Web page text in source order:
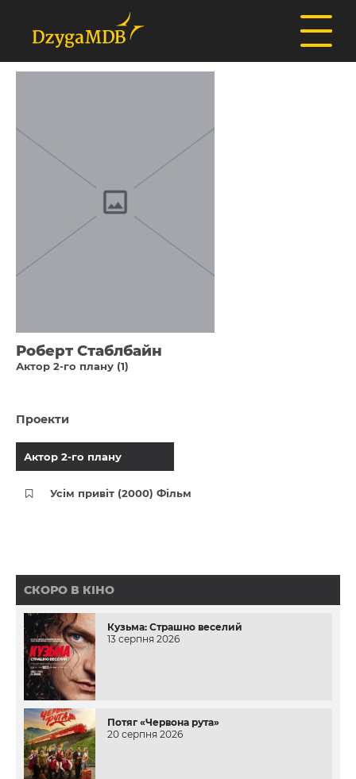
Роберт Стаблбайн
Актор 2-го плану (1)
Проекти
Актор 2-го плану
Усім привіт (2000) Фільм
СКОРО В КІНО
Кузьма: Страшно веселий
13 серпня 2026
Потяг «Червона рута»
20 серпня 2026